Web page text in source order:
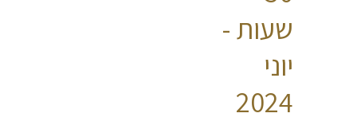
שעות -
יוני
2024